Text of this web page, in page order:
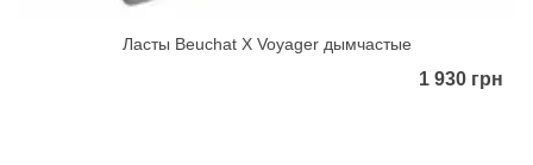
Ласты Beuchat X Voyager дымчастые
1 930 грн